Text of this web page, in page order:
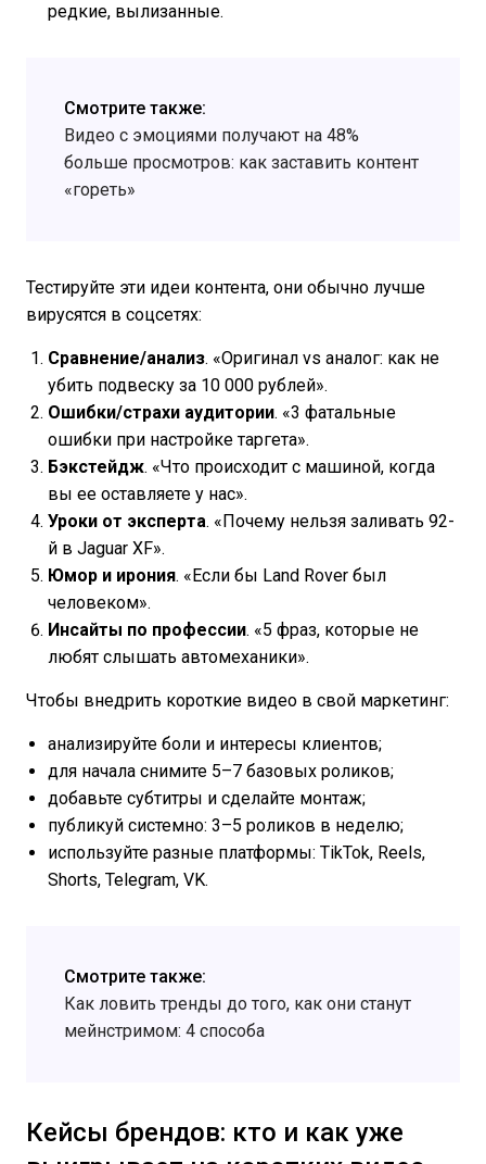
редкие, вылизанные.
Смотрите также:
Видео с эмоциями получают на 48%
больше просмотров: как заставить контент
«гореть»
Тестируйте эти идеи контента, они обычно лучше
вирусятся в соцсетях:
Сравнение/анализ. «Оригинал vs аналог: как не
убить подвеску за 10 000 рублей».
Ошибки/страхи аудитории. «3 фатальные
ошибки при настройке таргета».
Бэкстейдж. «Что происходит с машиной, когда
вы ее оставляете у нас».
Уроки от эксперта. «Почему нельзя заливать 92-
й в Jaguar XF».
Юмор и ирония. «Если бы Land Rover был
человеком».
Инсайты по профессии. «5 фраз, которые не
любят слышать автомеханики».
Чтобы внедрить короткие видео в свой маркетинг:
анализируйте боли и интересы клиентов;
для начала снимите 5–7 базовых роликов;
добавьте субтитры и сделайте монтаж;
публикуй системно: 3–5 роликов в неделю;
используйте разные платформы: TikTok, Reels,
Shorts, Telegram, VK.
Смотрите также:
Как ловить тренды до того, как они станут
мейнстримом: 4 способа
Кейсы брендов: кто и как уже